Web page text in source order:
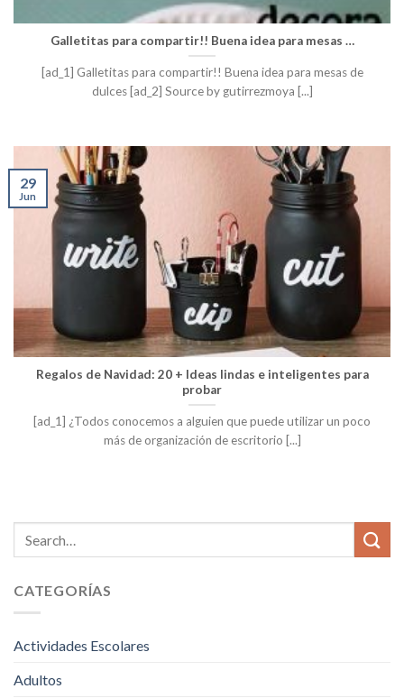
Galletitas para compartir!! Buena idea para mesas …
[ad_1] Galletitas para compartir!! Buena idea para mesas de
dulces [ad_2] Source by gutirrezmoya [...]
Regalos de Navidad: 20 + Ideas lindas e inteligentes para
probar
[ad_1] ¿Todos conocemos a alguien que puede utilizar un poco
más de organización de escritorio [...]
29
Jun
CATEGORÍAS
Actividades Escolares
Adultos